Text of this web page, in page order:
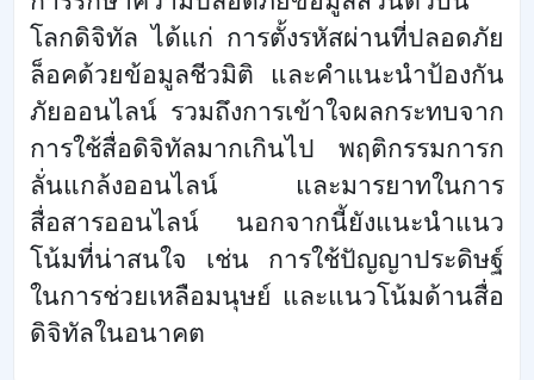
โลกดิจิทัล ได้แก่ การตั้งรหัสผ่านที่ปลอดภัย
ล็อคด้วยข้อมูลชีวมิติ และคำแนะนำป้องกัน
ภัยออนไลน์ รวมถึงการเข้าใจผลกระทบจาก
การใช้สื่อดิจิทัลมากเกินไป พฤติกรรมการก
ลั่นแกล้งออนไลน์ และมารยาทในการ
สื่อสารออนไลน์ นอกจากนี้ยังแนะนำแนว
โน้มที่น่าสนใจ เช่น การใช้ปัญญาประดิษฐ์
ในการช่วยเหลือมนุษย์ และแนวโน้มด้านสื่อ
ดิจิทัลในอนาคต